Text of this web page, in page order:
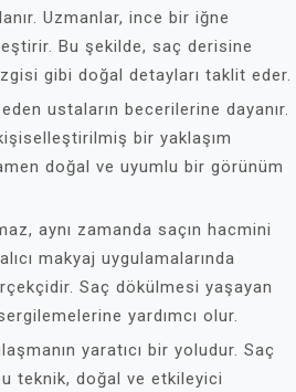
Uzmanlar, ince bir iğne
Bu şekilde, saç derisine
gibi doğal detayları taklit eder.
ustaların becerilerine dayanır.
bir yaklaşım
doğal ve uyumlu bir görünüm
aynı zamanda saçın hacmini
makyaj uygulamalarında
Saç dökülmesi yaşayan
yardımcı olur.
yaratıcı bir yoludur. Saç
teknik, doğal ve etkileyici